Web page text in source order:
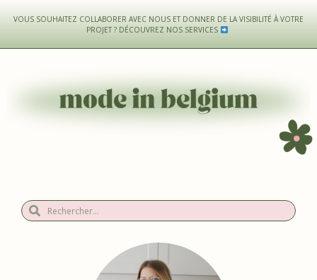
VOUS SOUHAITEZ COLLABORER AVEC NOUS ET DONNER DE LA VISIBILITÉ À VOTRE
PROJET ? DÉCOUVREZ NOS SERVICES